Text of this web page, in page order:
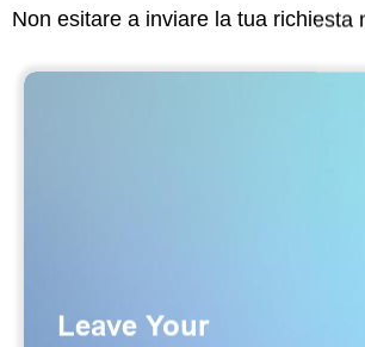
Non esitare a inviare la tua